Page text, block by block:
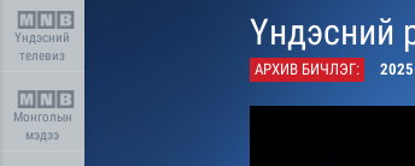
Үндэсний
телевиз
Монголын
мэдээ
Үндэсний
АРХИВ БИЧЛЭГ: